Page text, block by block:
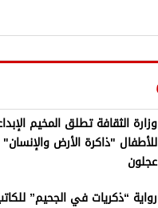
وزارة الثقافة تطلق المخيم
للأطفال "ذاكرة الأرض
عجلون
رواية “ذكريات في الجحيم”